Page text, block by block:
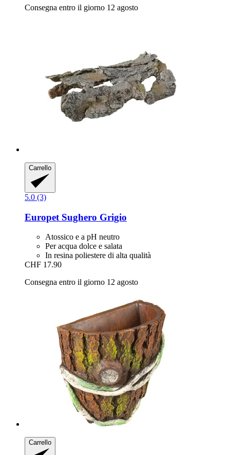
Consegna entro il giorno 12 agosto
Carrello
5.0 (3)
Europet Sughero Grigio
Atossico e a pH neutro
Per acqua dolce e salata
In resina poliestere di alta qualità
CHF 17.90
Consegna entro il giorno 12 agosto
Carrello